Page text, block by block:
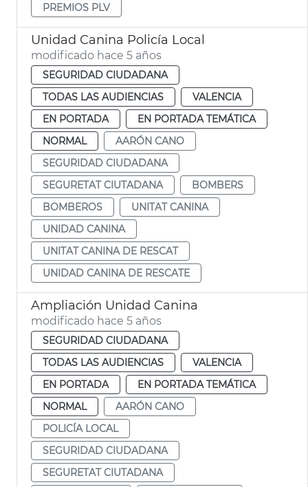
PREMIOS PLV
Unidad Canina Policía Local
modificado hace 5 años
SEGURIDAD CIUDADANA
TODAS LAS AUDIENCIAS
VALENCIA
EN PORTADA
EN PORTADA TEMÁTICA
NORMAL
AARÓN CANO
SEGURIDAD CIUDADANA
SEGURETAT CIUTADANA
BOMBERS
BOMBEROS
UNITAT CANINA
UNIDAD CANINA
UNITAT CANINA DE RESCAT
UNIDAD CANINA DE RESCATE
Ampliación Unidad Canina
modificado hace 5 años
SEGURIDAD CIUDADANA
TODAS LAS AUDIENCIAS
VALENCIA
EN PORTADA
EN PORTADA TEMÁTICA
NORMAL
AARÓN CANO
POLICÍA LOCAL
SEGURIDAD CIUDADANA
SEGURETAT CIUTADANA